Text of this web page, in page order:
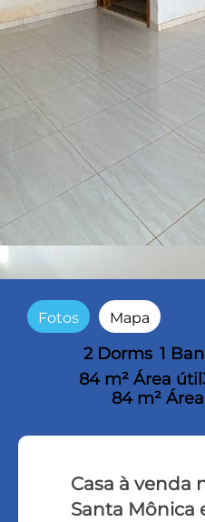
Fotos Mapa
2 Dorms 1
84 m² Área útil
84 m²
Casa à venda
Santa Mônica